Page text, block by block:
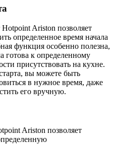
Ariston позволяет
определенное время начала
функция особенно полезна,
готова к определенному
присутствовать на кухне.
вы можете быть
в нужное время, даже
его вручную.
Ariston позволяет